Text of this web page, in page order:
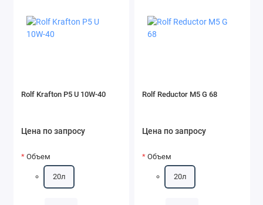
Rolf Krafton P5 U 10W-40
Цена по запросу
Объем
20л
Rolf Reductor M5 G 68
Цена по запросу
Объем
20л